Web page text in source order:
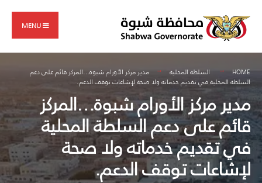
content
MENU
HOME السلطة المحلية
مدير مركز الأورام شبوة…المركز قائم على دعم
السلطة المحلية في تقديم خدماته ولا صحة لإشاعات توقف الدعم.
مدير مركز الأورام شبوة…المركز
قائم على دعم السلطة المحلية
في تقديم خدماته ولا صحة
لإشاعات توقف الدعم.
for: